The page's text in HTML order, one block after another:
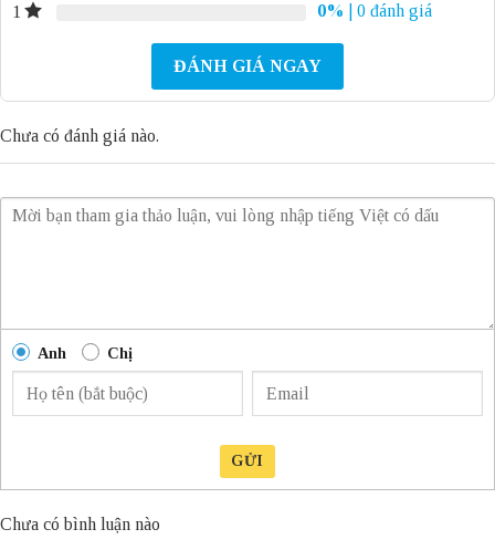
1
0% | 0 đánh giá
ĐÁNH GIÁ NGAY
Chưa có đánh giá nào.
Anh Chị
GỬI
Chưa có bình luận nào